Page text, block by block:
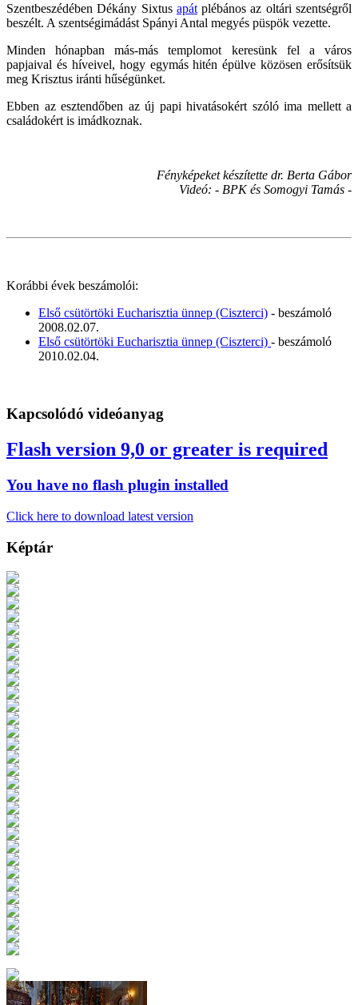
Szentbeszédében Dékány Sixtus apátplébános az oltári szentségről
beszélt. A szentségimádást Spányi Antal megyés püspök vezette.
Minden hónapban más-más templomot keresünk fel a város
papjaival és híveivel, hogy egymás hitén épülve közösen erősítsük
meg Krisztus iránti hűségünket.
Ebben az esztendőben az új papi hivatásokért szóló ima mellett a
családokért is imádkoznak.
Fényképeket készítette dr. Berta Gábor
Videó: - BPK és Somogyi Tamás -
Korábbi évek beszámolói:
Első csütörtöki Eucharisztia ünnep (Ciszterci) - beszámoló
2008.02.07.
Első csütörtöki Eucharisztia ünnep (Ciszterci) - beszámoló
2010.02.04.
Kapcsolódó videóanyag
Flash version 9,0 or greater is required
You have no flash plugin installed
Click here to download latest version
Képtár